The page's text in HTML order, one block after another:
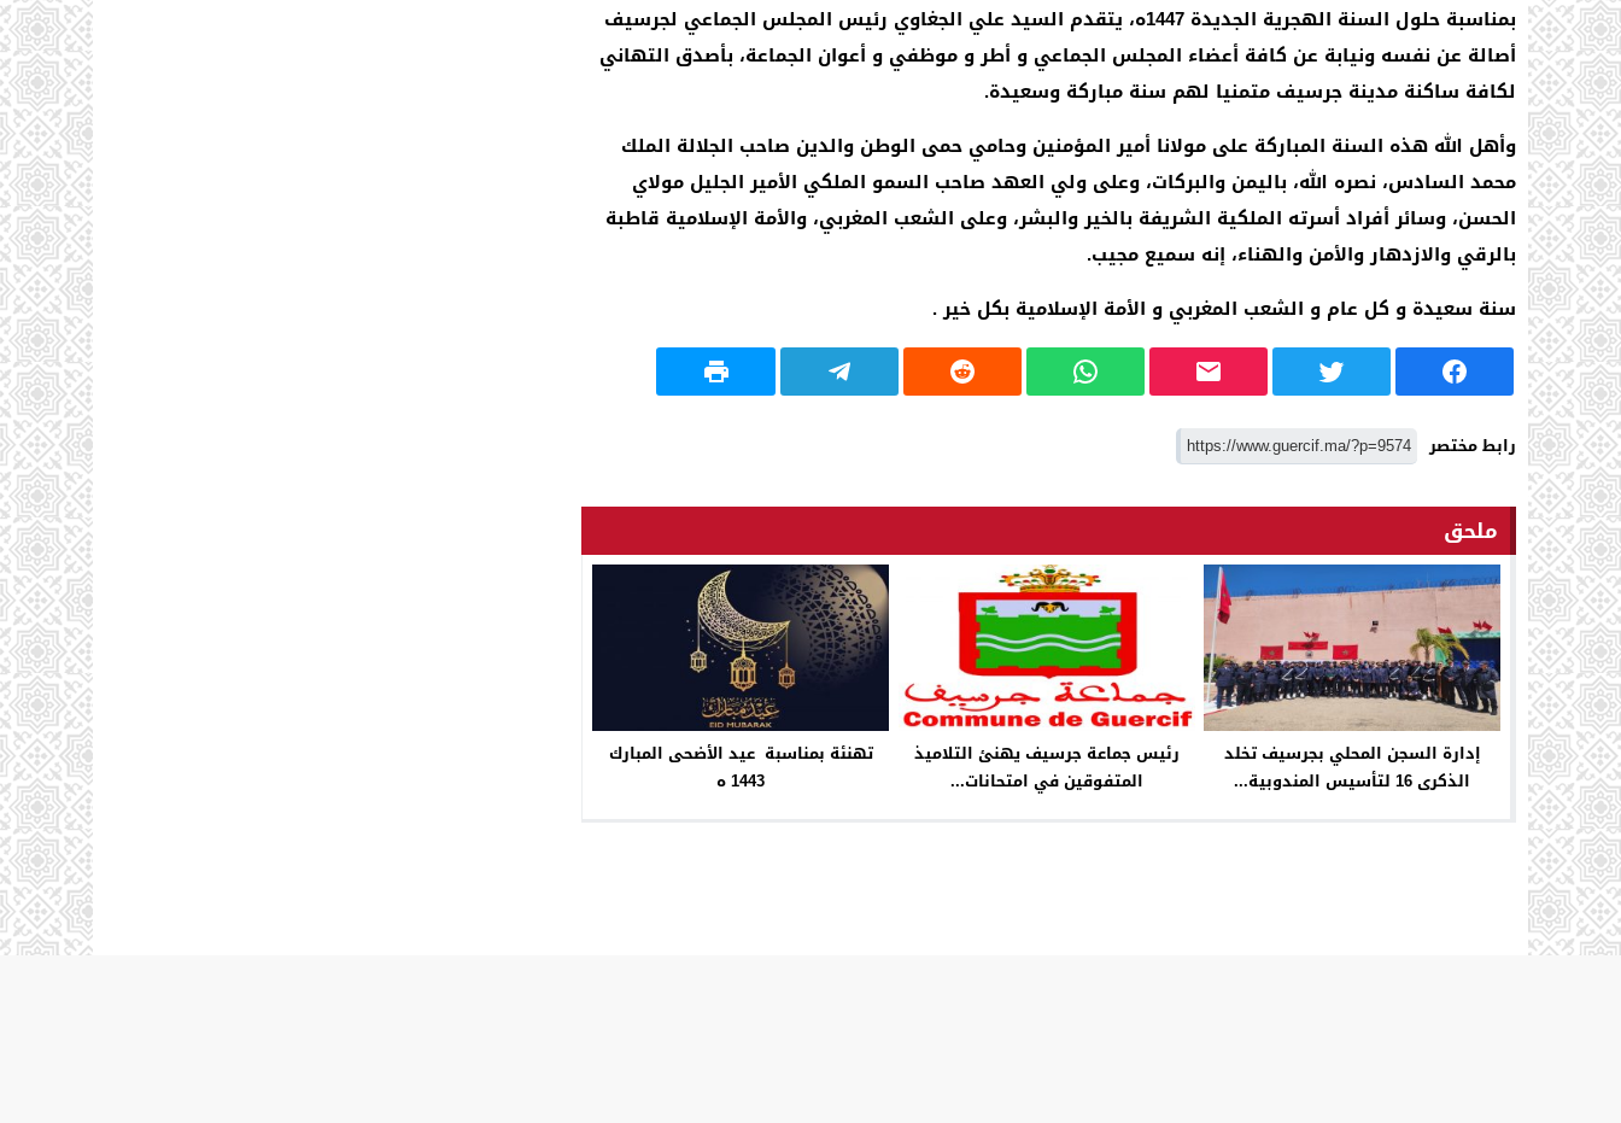
بمناسبة حلول السنة الهجرية الجديدة 1447ه، يتقدم السيد علي الجغاوي رئيس المجلس الجماعي لجرسيف
أصالة عن نفسه ونيابة عن كافة أعضاء المجلس الجماعي و أطر و موظفي و أعوان الجماعة، بأصدق التهاني
لكافة ساكنة مدينة جرسيف متمنيا لهم سنة مباركة وسعيدة.
وأهل الله هذه السنة المباركة على مولانا أمير المؤمنين وحامي حمى الوطن والدين صاحب الجلالة الملك
محمد السادس، نصره الله، باليمن والبركات، وعلى ولي العهد صاحب السمو الملكي الأمير الجليل مولاي
الحسن، وسائر أفراد أسرته الملكية الشريفة بالخير والبشر، وعلى الشعب المغربي، والأمة الإسلامية قاطبة
بالرقي والازدهار والأمن والهناء، إنه سميع مجيب.
سنة سعيدة و كل عام و الشعب المغربي و الأمة الإسلامية بكل خير .
رابط مختصر
ملحق
إدارة السجن المحلي بجرسيف تخلد
الذكرى 16 لتأسيس المندوبية...
رئيس جماعة جرسيف يهنئ التلاميذ
المتفوقين في امتحانات...
تهنئة بمناسبة عيد الأضحى المبارك
1443 ه